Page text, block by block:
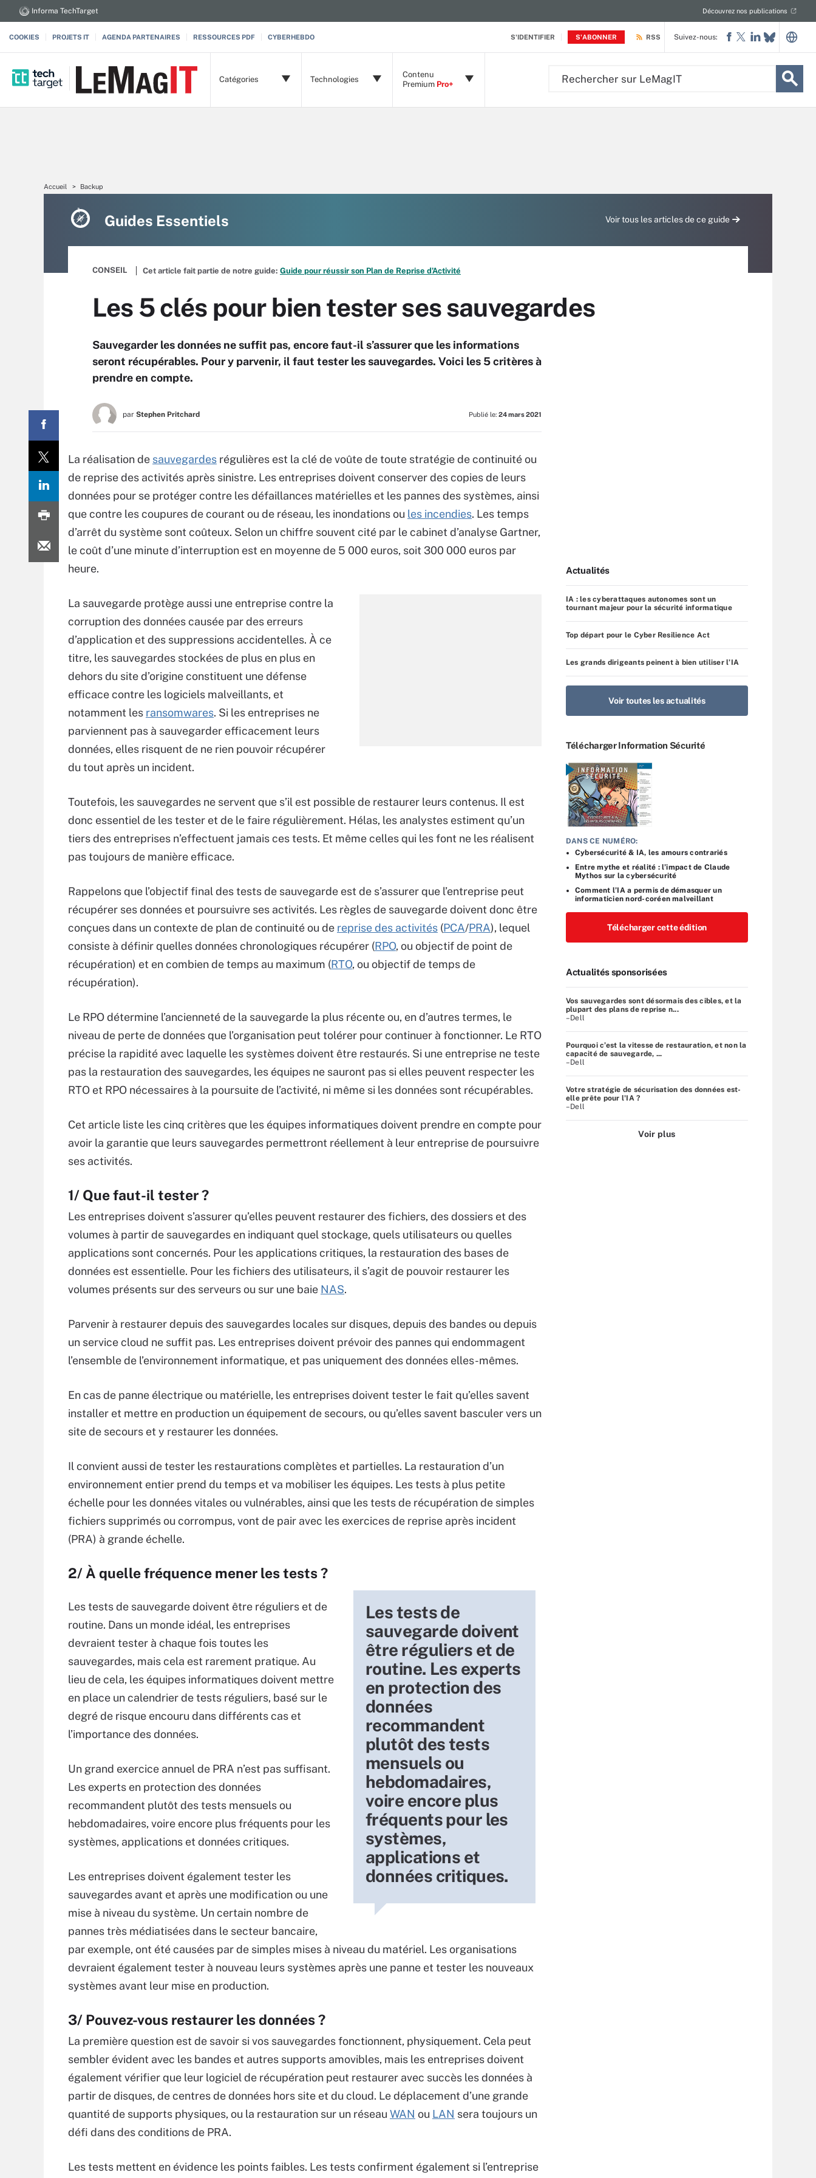
S'IDENTIFIER S'ABONNER
Informa TechTarget Découvrez nos publications
COOKIES PROJETS IT AGENDA PARTENAIRES RESSOURCES PDF CYBERHEBDO RSS
Catégories Technologies
Contenu
Premium Pro+
Suivez-nous:
Accueil Backup
Guides Essentiels Voir tous les articles de ce guide
CONSEIL Cet article fait partie de notre guide: Guide pour réussir son Plan de Reprise d’Activité
Les 5 clés pour bien tester ses sauvegardes
Sauvegarder les données ne suffit pas, encore faut-il s’assurer que les informations
seront récupérables. Pour y parvenir, il faut tester les sauvegardes. Voici les 5 critères à
prendre en compte.
par Stephen Pritchard Publié le: 24 mars 2021
La réalisation de sauvegardes régulières est la clé de voûte de toute stratégie de continuité ou
de reprise des activités après sinistre. Les entreprises doivent conserver des copies de leurs
données pour se protéger contre les défaillances matérielles et les pannes des systèmes, ainsi
que contre les coupures de courant ou de réseau, les inondations ou les incendies. Les temps
d’arrêt du système sont coûteux. Selon un chiffre souvent cité par le cabinet d’analyse Gartner,
le coût d’une minute d’interruption est en moyenne de 5 000 euros, soit 300 000 euros par
heure.
La sauvegarde protège aussi une entreprise contre la
corruption des données causée par des erreurs
d’application et des suppressions accidentelles. À ce
titre, les sauvegardes stockées de plus en plus en
dehors du site d’origine constituent une défense
efficace contre les logiciels malveillants, et
notamment les ransomwares. Si les entreprises ne
parviennent pas à sauvegarder efficacement leurs
données, elles risquent de ne rien pouvoir récupérer
du tout après un incident.
Toutefois, les sauvegardes ne servent que s’il est possible de restaurer leurs contenus. Il est
donc essentiel de les tester et de le faire régulièrement. Hélas, les analystes estiment qu’un
tiers des entreprises n’effectuent jamais ces tests. Et même celles qui les font ne les réalisent
pas toujours de manière efficace.
Rappelons que l’objectif final des tests de sauvegarde est de s’assurer que l’entreprise peut
récupérer ses données et poursuivre ses activités. Les règles de sauvegarde doivent donc être
conçues dans un contexte de plan de continuité ou de reprise des activités (PCA/PRA), lequel
consiste à définir quelles données chronologiques récupérer (RPO, ou objectif de point de
récupération) et en combien de temps au maximum (RTO, ou objectif de temps de
récupération).
Le RPO détermine l’ancienneté de la sauvegarde la plus récente ou, en d’autres termes, le
niveau de perte de données que l’organisation peut tolérer pour continuer à fonctionner. Le RTO
précise la rapidité avec laquelle les systèmes doivent être restaurés. Si une entreprise ne teste
pas la restauration des sauvegardes, les équipes ne sauront pas si elles peuvent respecter les
RTO et RPO nécessaires à la poursuite de l’activité, ni même si les données sont récupérables.
Cet article liste les cinq critères que les équipes informatiques doivent prendre en compte pour
avoir la garantie que leurs sauvegardes permettront réellement à leur entreprise de poursuivre
ses activités.
1/ Que faut-il tester ?
Les entreprises doivent s’assurer qu’elles peuvent restaurer des fichiers, des dossiers et des
volumes à partir de sauvegardes en indiquant quel stockage, quels utilisateurs ou quelles
applications sont concernés. Pour les applications critiques, la restauration des bases de
données est essentielle. Pour les fichiers des utilisateurs, il s’agit de pouvoir restaurer les
volumes présents sur des serveurs ou sur une baie NAS.
Parvenir à restaurer depuis des sauvegardes locales sur disques, depuis des bandes ou depuis
un service cloud ne suffit pas. Les entreprises doivent prévoir des pannes qui endommagent
l’ensemble de l’environnement informatique, et pas uniquement des données elles-mêmes.
En cas de panne électrique ou matérielle, les entreprises doivent tester le fait qu’elles savent
installer et mettre en production un équipement de secours, ou qu’elles savent basculer vers un
site de secours et y restaurer les données.
Il convient aussi de tester les restaurations complètes et partielles. La restauration d’un
environnement entier prend du temps et va mobiliser les équipes. Les tests à plus petite
échelle pour les données vitales ou vulnérables, ainsi que les tests de récupération de simples
fichiers supprimés ou corrompus, vont de pair avec les exercices de reprise après incident
(PRA) à grande échelle.
2/ À quelle fréquence mener les tests ?
Les tests de
sauvegarde doivent
être réguliers et de
routine. Les experts
en protection des
données
recommandent
plutôt des tests
mensuels ou
hebdomadaires,
voire encore plus
fréquents pour les
systèmes,
applications et
données critiques.
Les tests de sauvegarde doivent être réguliers et de
routine. Dans un monde idéal, les entreprises
devraient tester à chaque fois toutes les
sauvegardes, mais cela est rarement pratique. Au
lieu de cela, les équipes informatiques doivent mettre
en place un calendrier de tests réguliers, basé sur le
degré de risque encouru dans différents cas et
l’importance des données.
Un grand exercice annuel de PRA n’est pas suffisant.
Les experts en protection des données
recommandent plutôt des tests mensuels ou
hebdomadaires, voire encore plus fréquents pour les
systèmes, applications et données critiques.
Les entreprises doivent également tester les
sauvegardes avant et après une modification ou une
mise à niveau du système. Un certain nombre de
pannes très médiatisées dans le secteur bancaire,
par exemple, ont été causées par de simples mises à niveau du matériel. Les organisations
devraient également tester à nouveau leurs systèmes après une panne et tester les nouveaux
systèmes avant leur mise en production.
3/ Pouvez-vous restaurer les données ?
La première question est de savoir si vos sauvegardes fonctionnent, physiquement. Cela peut
sembler évident avec les bandes et autres supports amovibles, mais les entreprises doivent
également vérifier que leur logiciel de récupération peut restaurer avec succès les données à
partir de disques, de centres de données hors site et du cloud. Le déplacement d’une grande
quantité de supports physiques, ou la restauration sur un réseau WAN ou LAN sera toujours un
défi dans des conditions de PRA.
Les tests mettent en évidence les points faibles. Les tests confirment également si l’entreprise
Actualités
IA : les cyberattaques autonomes sont un
tournant majeur pour la sécurité informatique
Top départ pour le Cyber Resilience Act
Les grands dirigeants peinent à bien utiliser l’IA
Voir toutes les actualités
Télécharger Information Sécurité
DANS CE NUMÉRO:
Cybersécurité & IA, les amours contrariés
Entre mythe et réalité : l’impact de Claude
Mythos sur la cybersécurité
Comment l’IA a permis de démasquer un
informaticien nord-coréen malveillant
Télécharger cette édition
Actualités sponsorisées
Vos sauvegardes sont désormais des cibles, et la
plupart des plans de reprise n...
–Dell
Pourquoi c’est la vitesse de restauration, et non la
capacité de sauvegarde, ...
–Dell
Votre stratégie de sécurisation des données est-
elle prête pour l'IA ?
–Dell
Voir plus